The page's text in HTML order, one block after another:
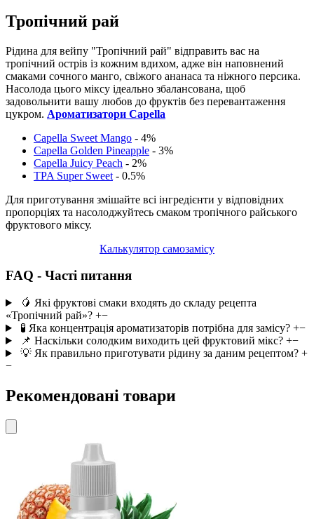
Тропічний рай
Рідина для вейпу "Тропічний рай" відправить вас на
тропічний острів із кожним вдихом, адже він наповнений
смаками сочного манго, свіжого ананаса та ніжного персика.
Насолода цього міксу ідеально збалансована, щоб
задовольнити вашу любов до фруктів без перевантаження
цукром. Ароматизатори Capella
Capella Sweet Mango - 4%
Capella Golden Pineapple - 3%
Capella Juicy Peach - 2%
TPA Super Sweet - 0.5%
Для приготування змішайте всі інгредієнти у відповідних
пропорціях та насолоджуйтесь смаком тропічного райського
фруктового міксу.
Калькулятор самозамісу
FAQ - Часті питання
🥭 Які фруктові смаки входять до складу рецепта
«Тропічний рай»? +−
🧪 Яка концентрація ароматизаторів потрібна для замісу? +−
📌 Наскільки солодким виходить цей фруктовий мікс? +−
💡 Як правильно приготувати рідину за даним рецептом? +
−
Рекомендовані товари